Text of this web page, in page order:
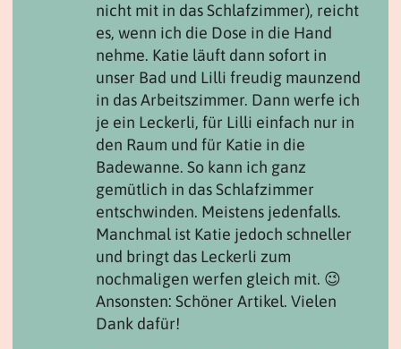
nicht mit in das Schlafzimmer), reicht
es, wenn ich die Dose in die Hand
nehme. Katie läuft dann sofort in
unser Bad und Lilli freudig maunzend
in das Arbeitszimmer. Dann werfe ich
je ein Leckerli, für Lilli einfach nur in
den Raum und für Katie in die
Badewanne. So kann ich ganz
gemütlich in das Schlafzimmer
entschwinden. Meistens jedenfalls.
Manchmal ist Katie jedoch schneller
und bringt das Leckerli zum
nochmaligen werfen gleich mit. 😉
Ansonsten: Schöner Artikel. Vielen
Dank dafür!